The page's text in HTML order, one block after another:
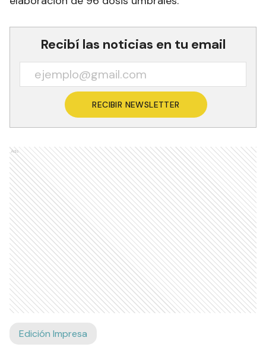
Recibí las noticias en tu email
RECIBIR NEWSLETTER
Ads
Edición Impresa